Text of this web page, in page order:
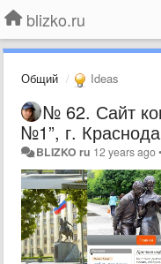
blizko.ru
Общий Ideas
№ 62. Сайт
№1”, г.
BLIZKO ru 12 years ago